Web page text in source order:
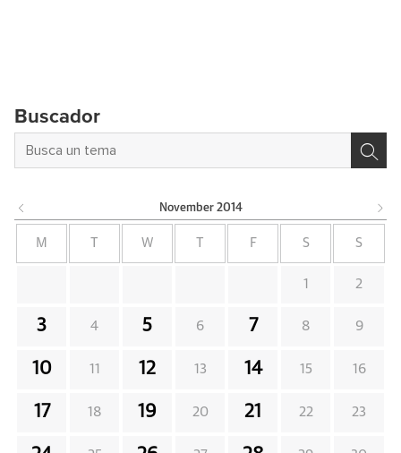
Buscador
November 2014
M W F S S
1 2
3 4 5 6 7 8 9
10 11 12 13 14 15 16
17 18 19 20 21 22 23